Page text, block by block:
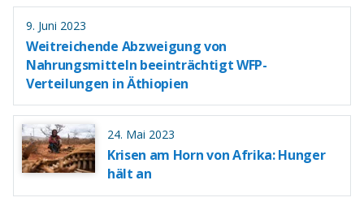
9. Juni 2023
Weitreichende Abzweigung von
Nahrungsmitteln beeinträchtigt WFP-
Verteilungen in Äthiopien
24. Mai 2023
Krisen am Horn von Afrika: Hunger
hält an